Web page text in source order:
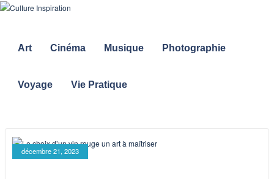
Art Cinéma Musique Photographie
Voyage Vie Pratique
décembre 21, 2023